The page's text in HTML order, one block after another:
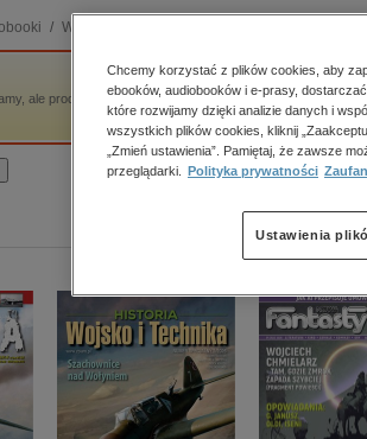
aranżacja wnętrz
gospodarka
kultura
polityka,
psychologiczne
inne
popularno-naukowe
historia
zdrowie
religie
Wakacje i podróże
ale produkt „Rynek Starego Miasta. Szlakiem
Chcemy korzystać z plików cookies, aby
ebooków, audiobooków i e-prasy,
które rozwijamy dzięki analizie danych i
wszystkich plików cookies, kliknij
„Zmień ustawienia”. Pamiętaj, że zawsze
przeglądarki.
Polityka prywatności
Ustawienia